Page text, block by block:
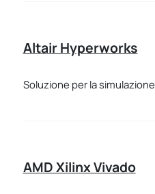
Altair Hyperworks
Soluzione per la simulazione
AMD Xilinx Vivado